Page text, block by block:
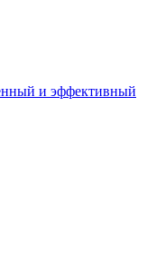
и эффективный